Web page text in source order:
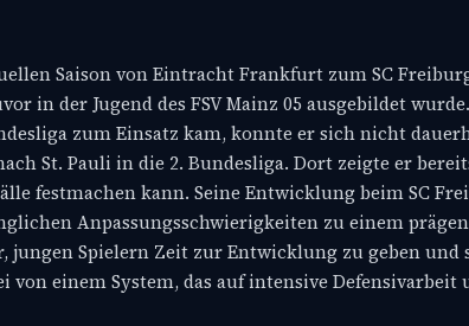
Saison von Eintracht Frankfurt zum SC
in der Jugend des FSV Mainz 05 ausgebildet
zum Einsatz kam, konnte er sich nicht
St. Pauli in die 2. Bundesliga. Dort zeigte er
festmachen kann. Seine Entwicklung beim SC
Anpassungsschwierigkeiten zu einem
jungen Spielern Zeit zur Entwicklung zu geben und
einem System, das auf intensive